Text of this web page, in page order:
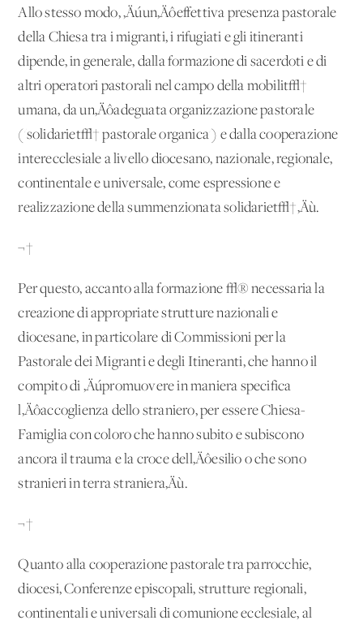
Allo stesso modo, ‚Äúun‚Äôeffettiva presenza pastorale
della Chiesa tra i migranti, i rifugiati e gli itineranti
dipende, in generale, dalla formazione di sacerdoti e di
altri operatori pastorali nel campo della mobilit√†
umana, da un‚Äôadeguata organizzazione pastorale
('solidariet√† pastorale organica') e dalla cooperazione
interecclesiale a livello diocesano, nazionale, regionale,
continentale e universale, come espressione e
realizzazione della summenzionata solidariet√†‚Äù.
¬†
Per questo, accanto alla formazione √® necessaria la
creazione di appropriate strutture nazionali e
diocesane, in particolare di Commissioni per la
Pastorale dei Migranti e degli Itineranti, che hanno il
compito di ‚Äúpromuovere in maniera specifica
l‚Äôaccoglienza dello straniero, per essere Chiesa-
Famiglia con coloro che hanno subito e subiscono
ancora il trauma e la croce dell‚Äôesilio o che sono
stranieri in terra straniera‚Äù.
¬†
Quanto alla cooperazione pastorale tra parrocchie,
diocesi, Conferenze episcopali, strutture regionali,
continentali e universali di comunione ecclesiale, al